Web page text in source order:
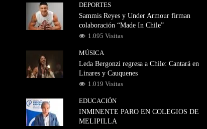
DEPORTES
Sammis Reyes y Under Armour firman
colaboración “Made In Chile”
1.095 Visitas
MÚSICA
Leda Bergonzi regresa a Chile: Cantará en
Linares y Cauquenes
1.019 Visitas
EDUCACIÓN
INMINENTE PARO EN COLEGIOS DE
MELIPILLA